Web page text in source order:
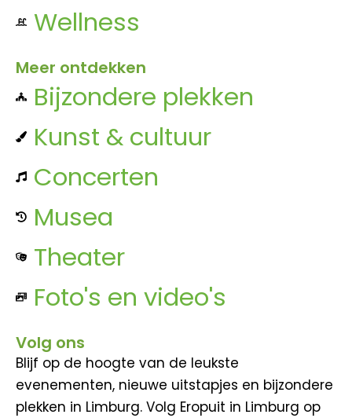
Wellness
Meer ontdekken
Bijzondere plekken
Kunst & cultuur
Concerten
Musea
Theater
Foto's en video's
Volg ons
Blijf op de hoogte van de leukste
evenementen, nieuwe uitstapjes en bijzondere
plekken in Limburg. Volg Eropuit in Limburg op